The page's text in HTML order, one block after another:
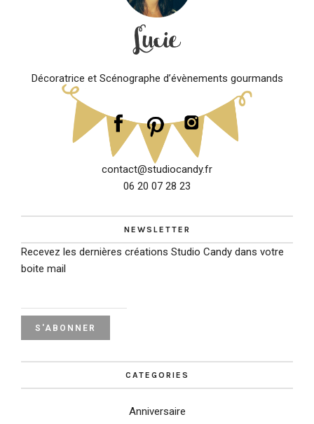
Décoratrice et Scénographe d’évènements gourmands
contact@studiocandy.fr
06 20 07 28 23
NEWSLETTER
Recevez les dernières créations Studio Candy dans votre
boite mail
CATEGORIES
Anniversaire